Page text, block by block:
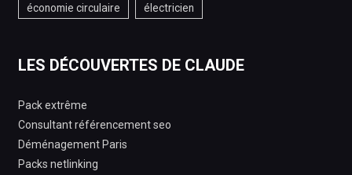
économie circulaire électricien
LES DÉCOUVERTES DE CLAUDE
Pack extrême
Consultant référencement seo
Déménagement Paris
Packs netlinking